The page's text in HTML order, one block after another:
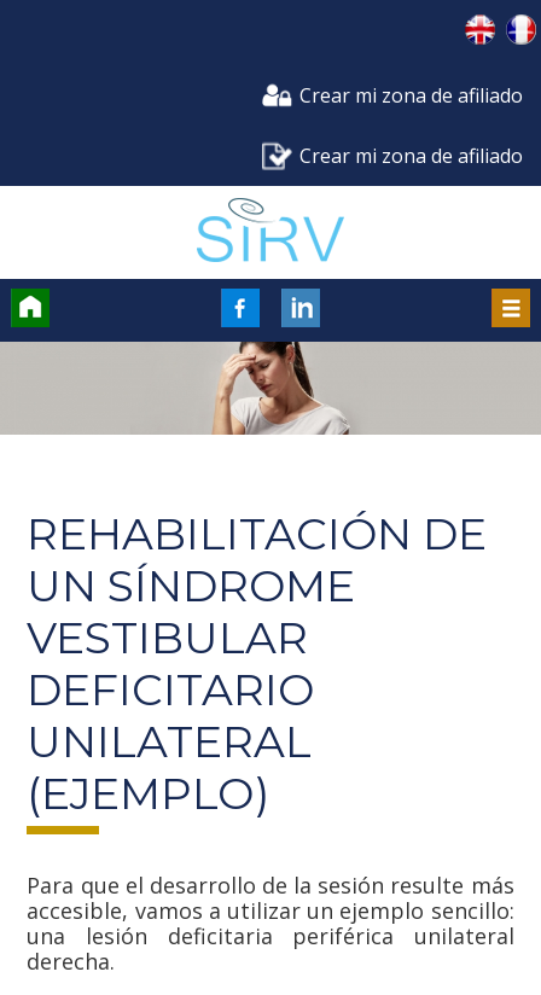
Crear mi zona de afiliado
Crear mi zona de afiliado
FaceBook
REHABILITACIÓN DE
UN SÍNDROME
VESTIBULAR
DEFICITARIO
UNILATERAL
(EJEMPLO)
Para que el desarrollo de la sesión resulte más
accesible, vamos a utilizar un ejemplo sencillo:
una lesión deficitaria periférica unilateral
derecha.